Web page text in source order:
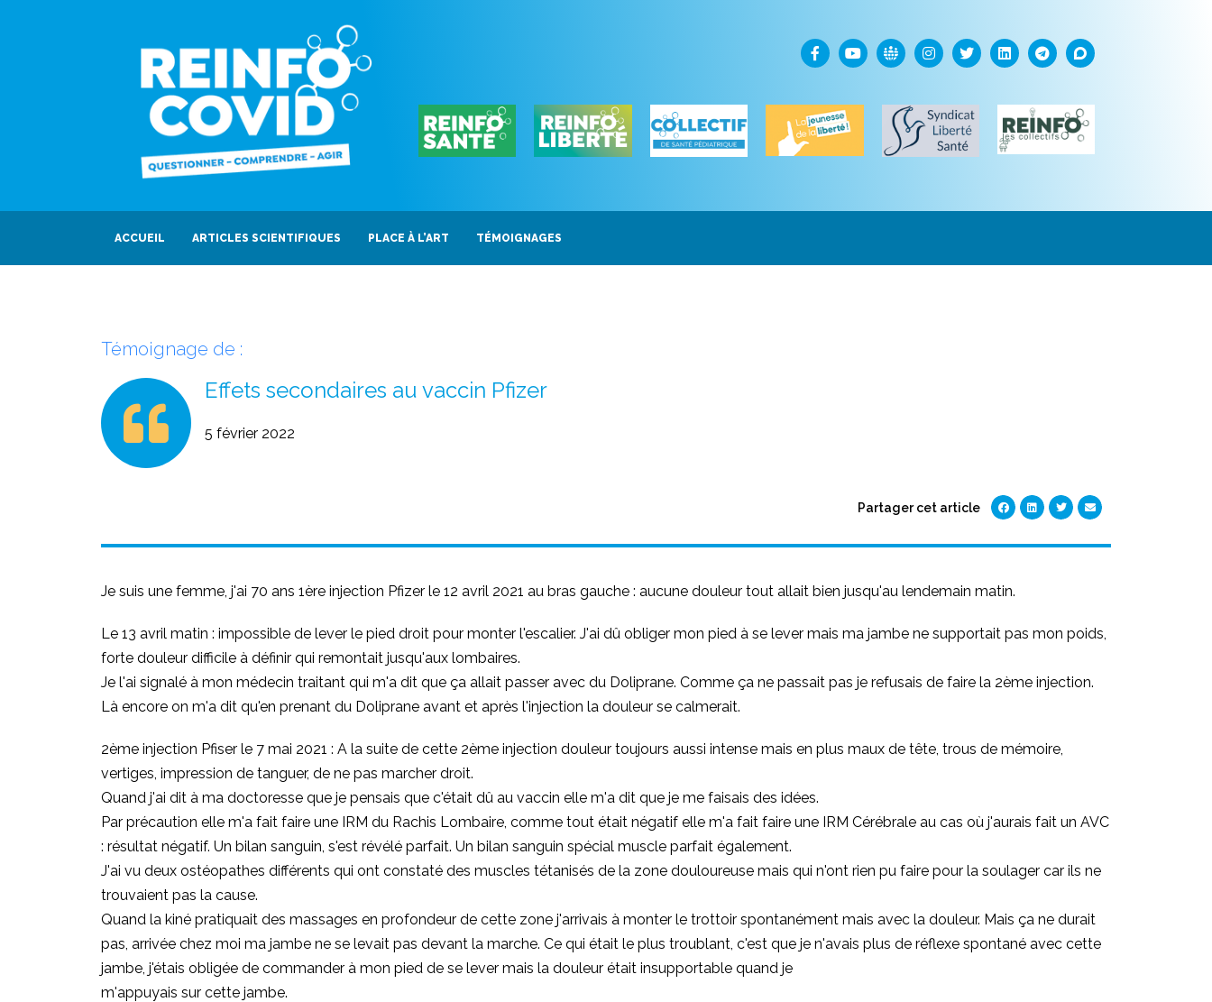
ACCUEIL ARTICLES SCIENTIFIQUES PLACE À L’ART TÉMOIGNAGES
Témoignage de :
Effets secondaires au vaccin Pfizer
5 février 2022
Partager cet article
Je suis une femme, j'ai 70 ans 1ère injection Pfizer le 12 avril 2021 au bras gauche : aucune douleur tout allait bien jusqu'au lendemain matin.
Le 13 avril matin : impossible de lever le pied droit pour monter l'escalier. J'ai dû obliger mon pied à se lever mais ma jambe ne supportait pas mon poids,
forte douleur difficile à définir qui remontait jusqu'aux lombaires.
Je l'ai signalé à mon médecin traitant qui m'a dit que ça allait passer avec du Doliprane. Comme ça ne passait pas je refusais de faire la 2ème injection.
Là encore on m'a dit qu'en prenant du Doliprane avant et après l'injection la douleur se calmerait.
2ème injection Pfiser le 7 mai 2021 : A la suite de cette 2ème injection douleur toujours aussi intense mais en plus maux de tête, trous de mémoire,
vertiges, impression de tanguer, de ne pas marcher droit.
Quand j'ai dit à ma doctoresse que je pensais que c'était dû au vaccin elle m'a dit que je me faisais des idées.
Par précaution elle m'a fait faire une IRM du Rachis Lombaire, comme tout était négatif elle m'a fait faire une IRM Cérébrale au cas où j'aurais fait un AVC
: résultat négatif. Un bilan sanguin, s'est révélé parfait. Un bilan sanguin spécial muscle parfait également.
J'ai vu deux ostéopathes différents qui ont constaté des muscles tétanisés de la zone douloureuse mais qui n'ont rien pu faire pour la soulager car ils ne
trouvaient pas la cause.
Quand la kiné pratiquait des massages en profondeur de cette zone j'arrivais à monter le trottoir spontanément mais avec la douleur. Mais ça ne durait
pas, arrivée chez moi ma jambe ne se levait pas devant la marche. Ce qui était le plus troublant, c'est que je n'avais plus de réflexe spontané avec cette
jambe, j'étais obligée de commander à mon pied de se lever mais la douleur était insupportable quand je
m'appuyais sur cette jambe.